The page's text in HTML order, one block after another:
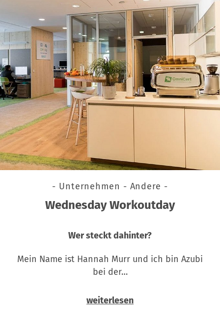
- Unternehmen - Andere -
Wednesday Workoutday
Wer steckt dahinter?
Mein Name ist Hannah Murr und ich bin Azubi
bei der…
weiterlesen